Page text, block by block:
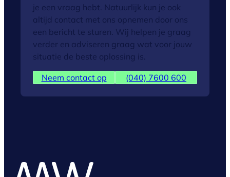
je een vraag hebt. Natuurlijk kun je ook
altijd contact met ons opnemen door ons
een bericht te sturen. Wij helpen je graag
verder en adviseren graag wat voor jouw
situatie de beste oplossing is.
Neem contact op (040) 7600 600